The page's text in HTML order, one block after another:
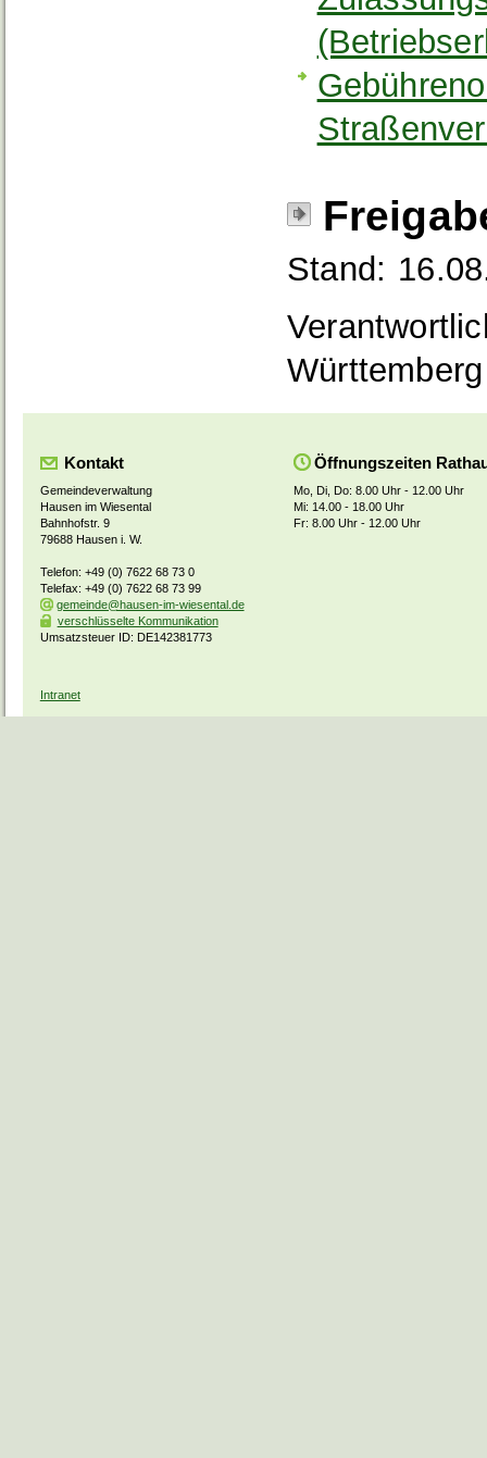
Stand:
Württemberg
Kontakt
Gemeindeverwaltung
Hausen im Wiesental
Bahnhofstr. 9
79688 Hausen i. W.
Telefon: +49 (0) 7622 68 73 0
Telefax: +49 (0) 7622 68 73 99
gemeinde@hausen-im-wiesental.de
verschlüsselte Kommunikation
Umsatzsteuer ID: DE142381773
Öffnungszeiten
Mo, Di, Do: 8.00 Uhr - 12.00 Uhr
Mi: 14.00 - 18.00 Uhr
Fr: 8.00 Uhr - 12.00 Uhr
Intranet